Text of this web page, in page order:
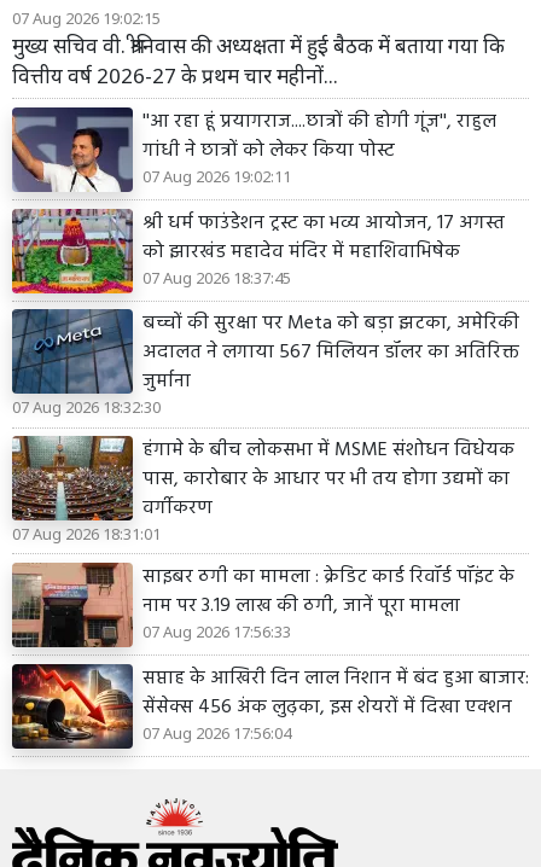
07 Aug 2026 19:02:15
मुख्य सचिव वी. श्रीनिवास की अध्यक्षता में हुई बैठक में बताया गया कि
वित्तीय वर्ष 2026-27 के प्रथम चार महीनों...
''आ रहा हूं प्रयागराज....छात्रों की होगी गूंज'', राहुल
गांधी ने छात्रों को लेकर किया पोस्ट
07 Aug 2026 19:02:11
श्री धर्म फाउंडेशन ट्रस्ट का भव्य आयोजन, 17 अगस्त
को झारखंड महादेव मंदिर में महाशिवाभिषेक
07 Aug 2026 18:37:45
बच्चों की सुरक्षा पर Meta को बड़ा झटका, अमेरिकी
अदालत ने लगाया 567 मिलियन डॉलर का अतिरिक्त
जुर्माना
07 Aug 2026 18:32:30
हंगामे के बीच लोकसभा में MSME संशोधन विधेयक
पास, कारोबार के आधार पर भी तय होगा उद्यमों का
वर्गीकरण
07 Aug 2026 18:31:01
साइबर ठगी का मामला : क्रेडिट कार्ड रिवॉर्ड पॉइंट के
नाम पर 3.19 लाख की ठगी, जानें पूरा मामला
07 Aug 2026 17:56:33
सप्ताह के आखिरी दिन लाल निशान में बंद हुआ बाजार:
सेंसेक्स 456 अंक लुढ़का, इस शेयरों में दिखा एक्शन
07 Aug 2026 17:56:04